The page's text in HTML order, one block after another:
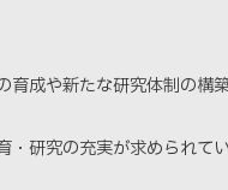
成や新たな研究体制の構
研究の充実が求められてい